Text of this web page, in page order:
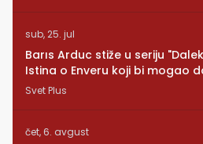
sub, 25. jul
Barıs Arduc stiže u seriju
Istina o Enveru koji bi mogao
promeni sve
Svet Plus
čet, 6. avgust